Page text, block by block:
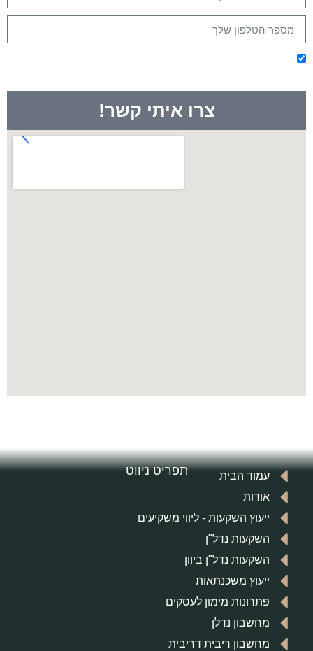
צרו איתי קשר!
תפריט ניווט
עמוד הבית
אודות
ייעוץ השקעות - ליווי משקיעים
השקעות נדל"ן
השקעות נדל"ן ביוון
ייעוץ משכנתאות
פתרונות מימון לעסקים
מחשבון נדלן
מחשבון ריבית דריבית